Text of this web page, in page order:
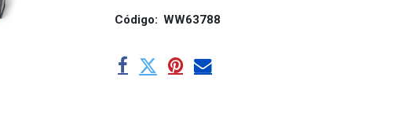
Código: WW63788